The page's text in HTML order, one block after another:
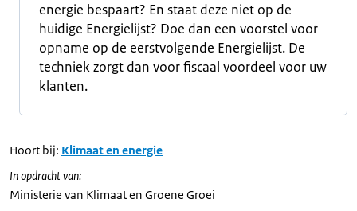
energie bespaart? En staat deze niet op de
huidige Energielijst? Doe dan een voorstel voor
opname op de eerstvolgende Energielijst. De
techniek zorgt dan voor fiscaal voordeel voor uw
klanten.
Hoort bij: Klimaat en energie
In opdracht van:
Ministerie van Klimaat en Groene Groei